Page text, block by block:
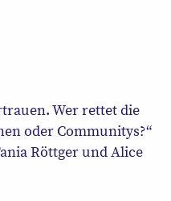
Wer rettet die
oder Communitys?“
Röttger und Alice